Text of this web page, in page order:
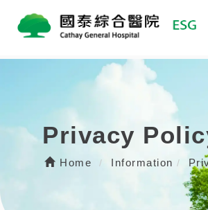
Privacy
Home Information